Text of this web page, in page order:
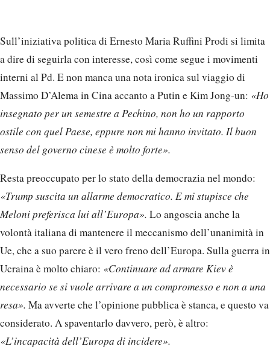
Sull’iniziativa politica di Ernesto Maria Ruffini Prodi si limita
a dire di seguirla con interesse, così come segue i movimenti
interni al Pd. E non manca una nota ironica sul viaggio di
Massimo D’Alema in Cina accanto a Putin e Kim Jong-un: «Ho
insegnato per un semestre a Pechino, non ho un rapporto
ostile con quel Paese, eppure non mi hanno invitato. Il buon
senso del governo cinese è molto forte».
Resta preoccupato per lo stato della democrazia nel mondo:
«Trump suscita un allarme democratico. E mi stupisce che
Meloni preferisca lui all’Europa». Lo angoscia anche la
volontà italiana di mantenere il meccanismo dell’unanimità in
Ue, che a suo parere è il vero freno dell’Europa. Sulla guerra in
Ucraina è molto chiaro: «Continuare ad armare Kiev è
necessario se si vuole arrivare a un compromesso e non a una
resa». Ma avverte che l’opinione pubblica è stanca, e questo va
considerato. A spaventarlo davvero, però, è altro:
«L’incapacità dell’Europa di incidere».